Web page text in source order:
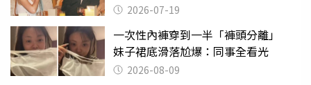
2026-07-19
一次性內褲穿到一半「褲頭分離」
妹子裙底滑落尬爆：同事全看光
2026-08-09